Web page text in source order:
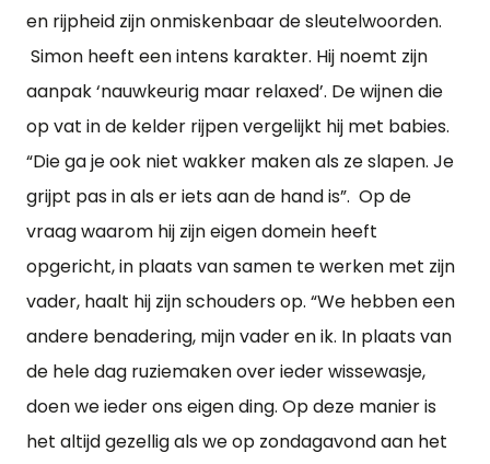
en rijpheid zijn onmiskenbaar de sleutelwoorden.
Simon heeft een intens karakter. Hij noemt zijn
aanpak ‘nauwkeurig maar relaxed’. De wijnen die
op vat in de kelder rijpen vergelijkt hij met babies.
“Die ga je ook niet wakker maken als ze slapen. Je
grijpt pas in als er iets aan de hand is”. Op de
vraag waarom hij zijn eigen domein heeft
opgericht, in plaats van samen te werken met zijn
vader, haalt hij zijn schouders op. “We hebben een
andere benadering, mijn vader en ik. In plaats van
de hele dag ruziemaken over ieder wissewasje,
doen we ieder ons eigen ding. Op deze manier is
het altijd gezellig als we op zondagavond aan het